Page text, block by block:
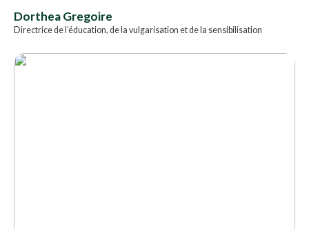
Dorthea Gregoire
Directrice de l’éducation, de la vulgarisation et de la sensibilisation